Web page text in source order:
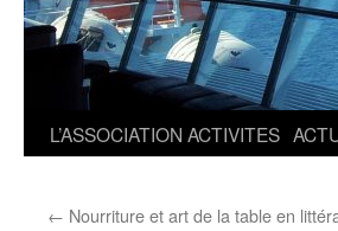
L’ASSOCIATION ACTIVITES
← Nourriture et art de la table en